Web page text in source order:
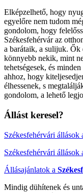
Elképzelhető, hogy
egyelőre nem tudom
gondolom, hogy
Székesfehérvár az
a barátaik, a sulijuk.
könnyebb nekik, mint
tehetségesek, és
ahhoz, hogy
élhessenek, s
gondolom, a lehető
Állást keresel?
Székesfehérvári állások
Székesfehérvári állások
Állásajánlatok a
Mindig dühítenek és